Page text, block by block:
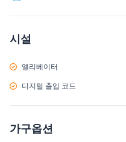
시설
엘리베이터
디지털 출입 코드
가구옵션